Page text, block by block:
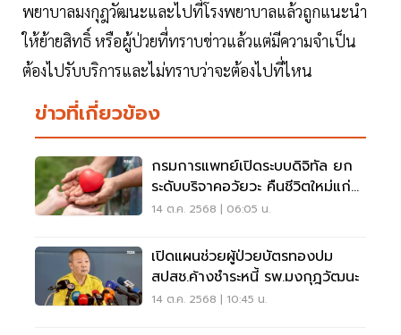
พยาบาลมงกุฎวัฒนะและไปที่โรงพยาบาลแล้วถูกแนะนำ
ให้ย้ายสิทธิ์ หรือผู้ป่วยที่ทราบข่าวแล้วแต่มีความจำเป็น
ต้องไปรับบริการและไม่ทราบว่าจะต้องไปที่ไหน
ข่าวที่เกี่ยวข้อง
กรมการแพทย์เปิดระบบดิจิทัล ยก
ระดับบริจาคอวัยวะ คืนชีวิตใหม่แก่ผู้
ป่วย
14 ต.ค. 2568 | 06:05 น.
เปิดแผนช่วยผู้ป่วยบัตรทองปม
สปสช.ค้างชำระหนี้ รพ.มงกุฎวัฒนะ
14 ต.ค. 2568 | 10:45 น.